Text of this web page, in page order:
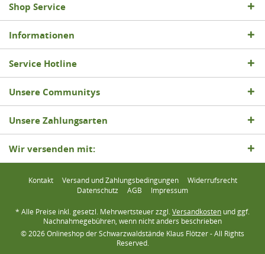
Shop Service
Informationen
Service Hotline
Unsere Communitys
Unsere Zahlungsarten
Wir versenden mit:
Kontakt Versand und Zahlungsbedingungen
Widerrufsrecht
Datenschutz
AGB Impressum
* Alle Preise inkl. gesetzl. Mehrwertsteuer zzgl.Versandkosten und ggf.
Nachnahmegebühren, wenn nicht anders beschrieben
© 2026 Onlineshop der Schwarzwaldstände Klaus Flötzer - All Rights
Reserved.